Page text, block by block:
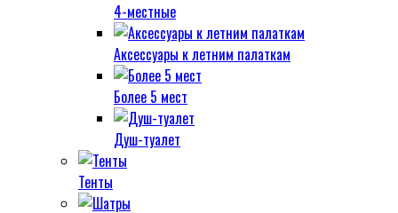
4-местные
Аксессуары к летним палаткам
Более 5 мест
Душ-туалет
Тенты